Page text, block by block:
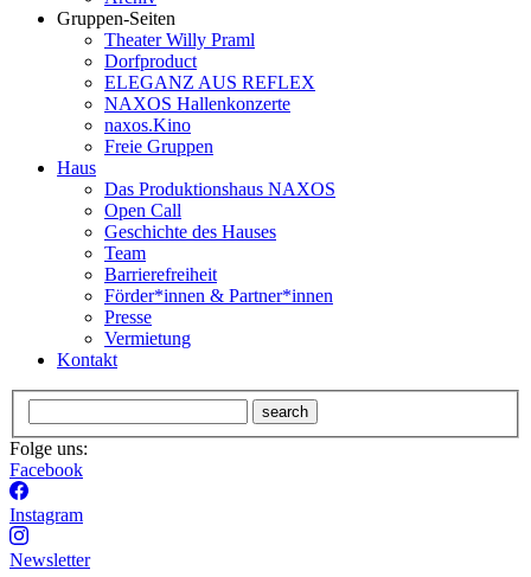
Gruppen-Seiten
Theater Willy Praml
Dorfproduct
ELEGANZ AUS REFLEX
NAXOS Hallenkonzerte
naxos.Kino
Freie Gruppen
Haus
Das Produktionshaus NAXOS
Open Call
Geschichte des Hauses
Team
Barrierefreiheit
Förder*innen & Partner*innen
Presse
Vermietung
Kontakt
search
Folge uns:
Facebook
Instagram
Newsletter